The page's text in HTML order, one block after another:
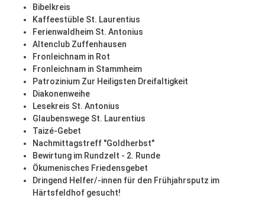
Bibelkreis
Kaffeestüble St. Laurentius
Ferienwaldheim St. Antonius
Altenclub Zuffenhausen
Fronleichnam in Rot
Fronleichnam in Stammheim
Patrozinium Zur Heiligsten Dreifaltigkeit
Diakonenweihe
Lesekreis St. Antonius
Glaubenswege St. Laurentius
Taizé-Gebet
Nachmittagstreff "Goldherbst"
Bewirtung im Rundzelt - 2. Runde
Ökumenisches Friedensgebet
Dringend Helfer/-innen für den Frühjahrsputz im
Härtsfeldhof gesucht!